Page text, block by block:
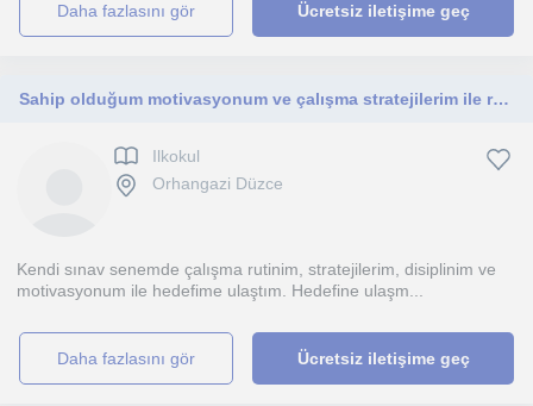
daha fazlasını gör Ücretsiz iletişime geç
Sahip olduğum motivasyonum ve çalışma stratejilerim ile rehberlik alanında yardıma ihtiyaç duyan öğrencilere yardım etmek.
Ilkokul
Orhangazi Düzce
Kendi sınav senemde çalışma rutinim, stratejilerim, disiplinim ve
motivasyonum ile hedefime ulaştım. Hedefine ulaşm...
daha fazlasını gör Ücretsiz iletişime geç